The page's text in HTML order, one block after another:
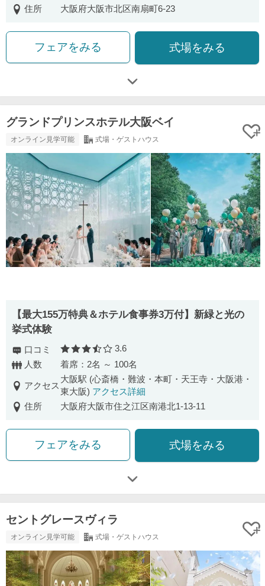
住所
大阪府大阪市北区南扇町6-23
フェアをみる 式場をみる
グランドプリンスホテル大阪ベイ
オンライン見学可能 式場・ゲストハウス
【最大155万特典＆ホテル食事券3万付】新緑と光の
挙式体験
口コミ 口コミ評価
3.6
人数
着席：2名 ～ 100名
アクセス
大阪駅 (心斎橋・難波・本町・天王寺・大阪港・
東大阪) アクセス詳細
住所
大阪府大阪市住之江区南港北1-13-11
フェアをみる 式場をみる
セントグレースヴィラ
オンライン見学可能 式場・ゲストハウス